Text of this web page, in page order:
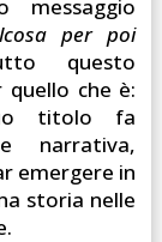
messaggio
per poi
questo
quello che è:
titolo fa
narrativa,
emergere in
storia nelle